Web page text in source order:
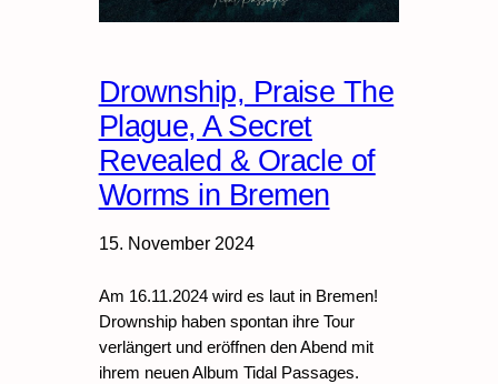
Drownship, Praise The
Plague, A Secret
Revealed & Oracle of
Worms in Bremen
15. November 2024
Am 16.11.2024 wird es laut in Bremen!
Drownship haben spontan ihre Tour
verlängert und eröffnen den Abend mit
ihrem neuen Album Tidal Passages.